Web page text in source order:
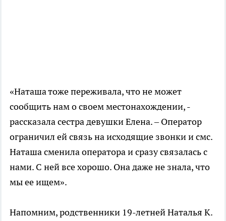
«Наташа тоже переживала, что не может
сообщить нам о своем местонахождении, -
рассказала сестра девушки Елена. – Оператор
ограничил ей связь на исходящие звонки и смс.
Наташа сменила оператора и сразу связалась с
нами. С ней все хорошо. Она даже не знала, что
мы ее ищем».
Напомним, родственники 19-летней Наталья К.